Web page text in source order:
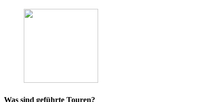
Was sind geführte Touren?